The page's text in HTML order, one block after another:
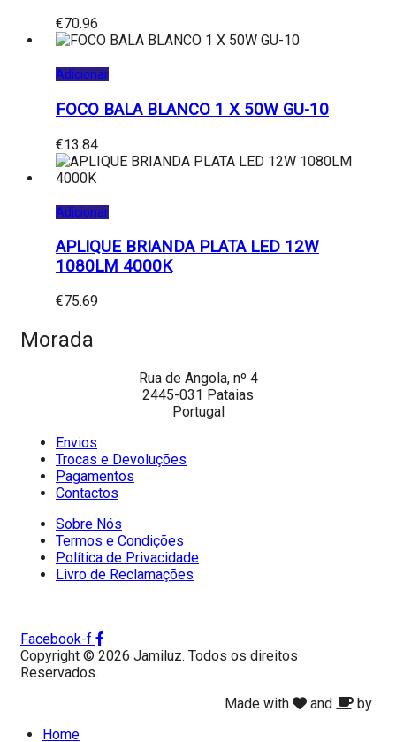
€70.96
Adicionar
FOCO BALA BLANCO 1 X 50W GU-10
€13.84
Adicionar
APLIQUE BRIANDA PLATA LED 12W
1080LM 4000K
€75.69
Morada
Rua de Angola, nº 4
2445-031 Pataias
Portugal
Envios
Trocas e Devoluções
Pagamentos
Contactos
Sobre Nós
Termos e Condições
Política de Privacidade
Livro de Reclamações
Facebook-f
Copyright © 2026 Jamiluz. Todos os direitos
Reservados.
Made with
and
by
Home